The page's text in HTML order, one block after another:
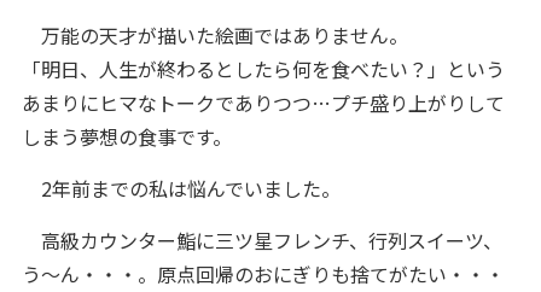
万能の天才が描いた絵画ではありません。
「明日、人生が終わるとしたら何を食べたい？」という
あまりにヒマなトークでありつつ…プチ盛り上がりして
しまう夢想の食事です。
2年前までの私は悩んでいました。
高級カウンター鮨に三ツ星フレンチ、行列スイーツ、
う～ん・・・。原点回帰のおにぎりも捨てがたい・・・